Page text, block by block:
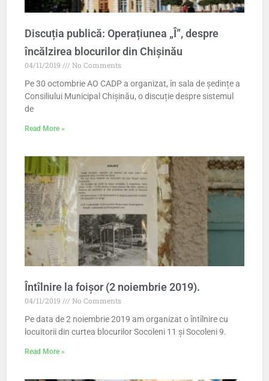
Discuția publică: Operațiunea „Î”, despre
încălzirea blocurilor din Chișinău
04/11/2019
No Comments
Pe 30 octombrie AO CADP a organizat, în sala de ședințe a
Consiliului Municipal Chișinău, o discuție despre sistemul
de
Read More »
Întîlnire la foișor (2 noiembrie 2019).
04/11/2019
No Comments
Pe data de 2 noiembrie 2019 am organizat o întîlnire cu
locuitorii din curtea blocurilor Socoleni 11 și Socoleni 9.
Read More »